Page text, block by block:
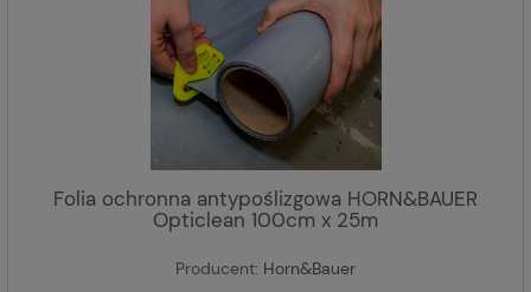
Folia ochronna antypoślizgowa HORN&BAUER
Opticlean 100cm x 25m
Producent: Horn&Bauer